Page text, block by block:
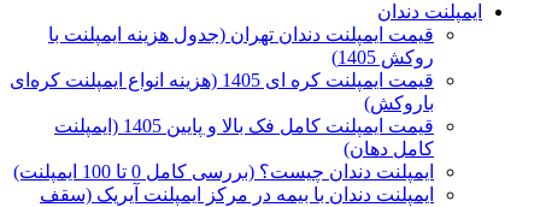
ایمپلنت دندان
قیمت ایمپلنت دندان تهران (جدول هزینه ایمپلنت با
روکش 1405)
قیمت ایمپلنت کره ای‌ 1405 (هزینه انواع ایمپلنت کره‌ای
با‌روکش)
قیمت ایمپلنت کامل فک بالا و پایین 1405 (ایمپلنت
کامل دهان)
ایمپلنت دندان چیست؟ (بررسی کامل 0 تا 100 ایمپلنت)
ایمپلنت دندان با بیمه در مرکز ایمپلنت آیریک (سقف